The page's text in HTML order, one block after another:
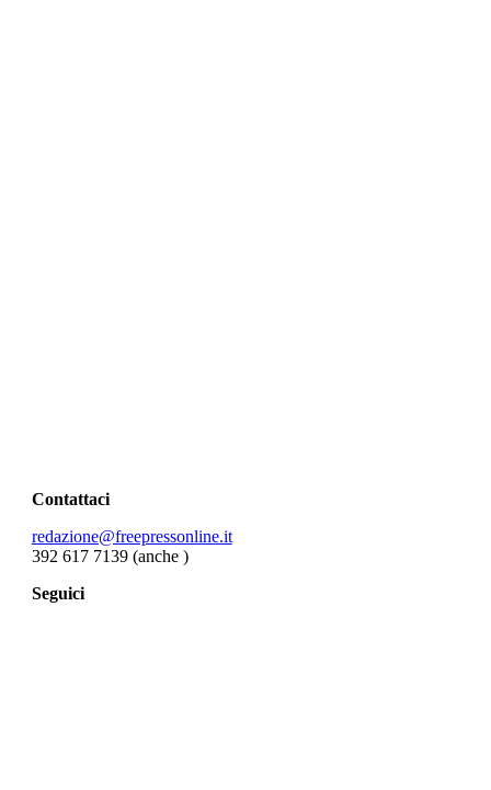
Contattaci
redazione@freepressonline.it
392 617 7139 (anche )
Seguici